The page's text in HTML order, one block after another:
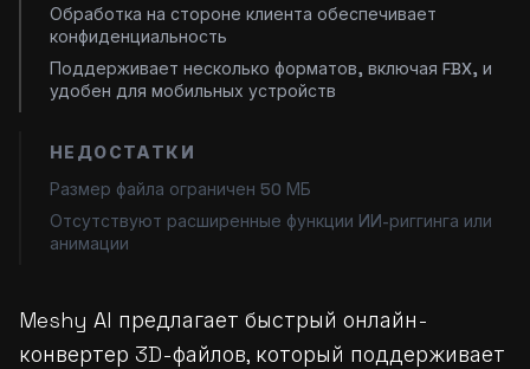
Обработка на стороне клиента обеспечивает
конфиденциальность
Поддерживает несколько форматов, включая FBX, и
удобен для мобильных устройств
НЕДОСТАТКИ
Размер файла ограничен 50 МБ
Отсутствуют расширенные функции ИИ-риггинга или
анимации
Meshy AI предлагает быстрый онлайн-
конвертер 3D-файлов, который поддерживает